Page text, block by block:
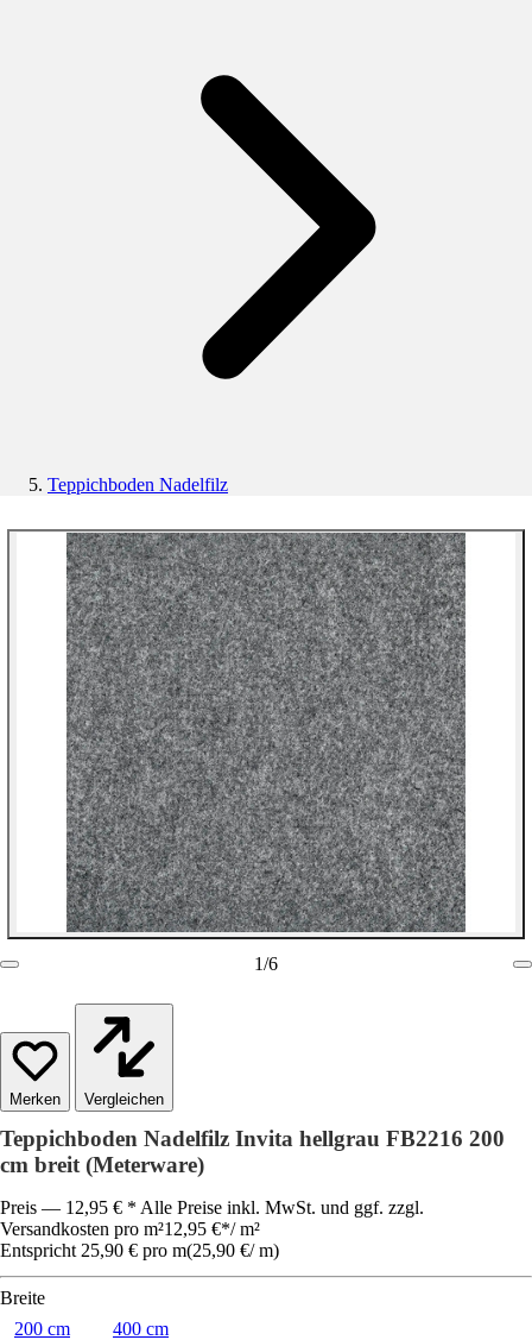
Teppichboden Nadelfilz
1/6
Vergleichen
Teppichboden Nadelfilz Invita hellgrau FB2216 200
cm breit (Meterware)
Preis — 12,95 € * Alle Preise inkl. MwSt. und ggf. zzgl.
Versandkosten pro m²12,95 €*/ m²
Entspricht 25,90 € pro m(25,90 €/ m)
Breite
200 cm
400 cm